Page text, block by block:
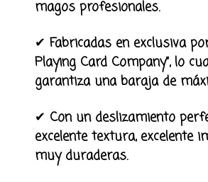
magos profesionales.
✔Fabricadas en exclusiva por
Playing Card Company”, lo
garantiza una baraja de
✔ Con un deslizamiento
excelente textura, excelente
muy duraderas.